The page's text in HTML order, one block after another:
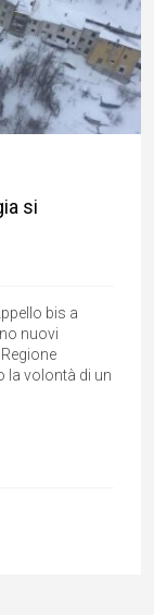
si
bis a
nuovi
la volontà di un